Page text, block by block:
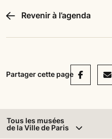
Revenir à l’agenda
Partager cette pageFacebook
Mail
Tous les musées
de la Ville de Paris